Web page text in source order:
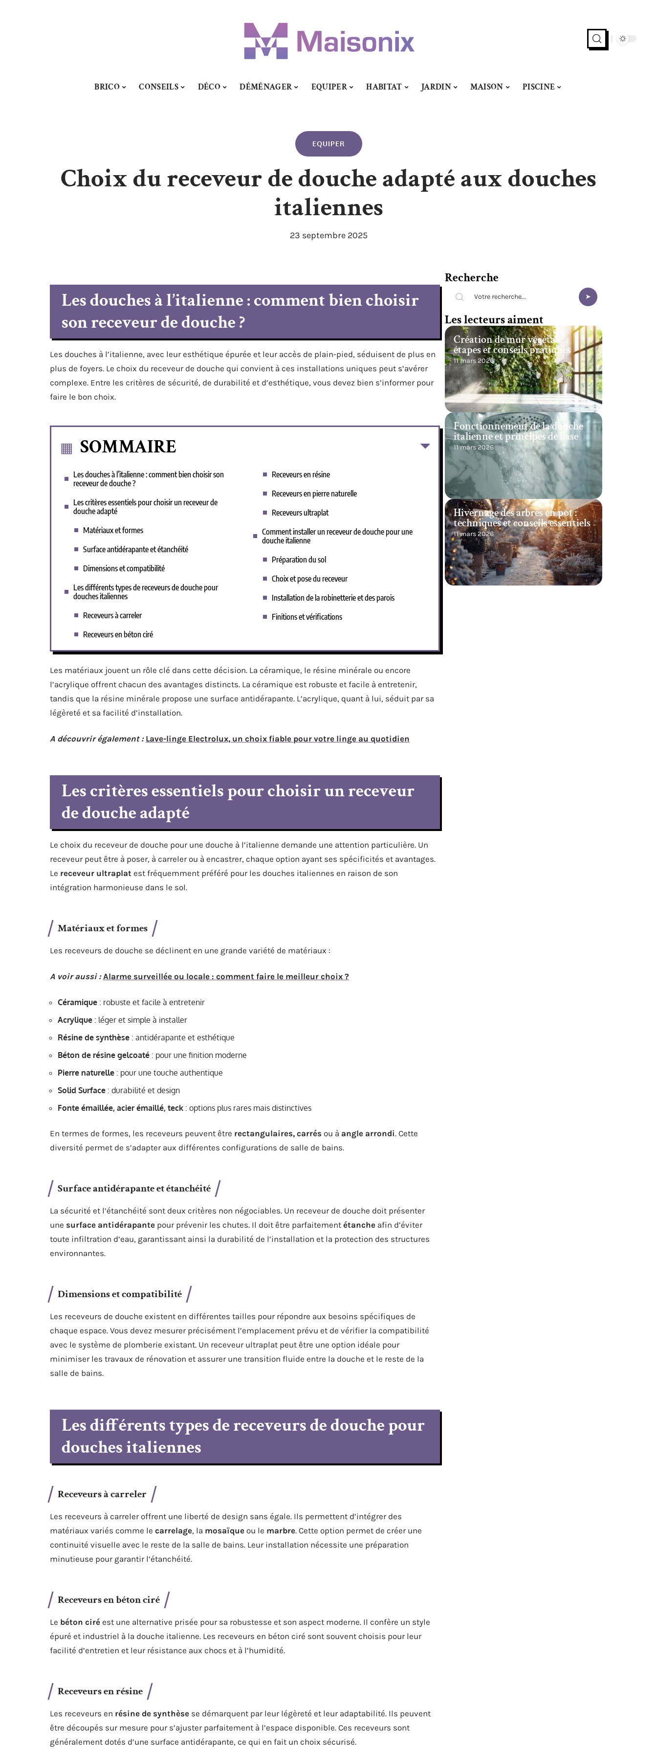
BRICO CONSEILS DÉCO DÉMÉNAGER EQUIPER HABITAT JARDIN MAISON PISCINE
EQUIPER
Choix du receveur de douche adapté aux douches
italiennes
23 septembre 2025
Les douches à l’italienne : comment bien choisir
son receveur de douche ?
Les douches à l’italienne, avec leur esthétique épurée et leur accès de plain-pied, séduisent de plus en
plus de foyers. Le choix du receveur de douche qui convient à ces installations uniques peut s’avérer
complexe. Entre les critères de sécurité, de durabilité et d’esthétique, vous devez bien s’informer pour
faire le bon choix.
SOMMAIRE
Les douches à l’italienne : comment bien choisir son
receveur de douche ?
Les critères essentiels pour choisir un receveur de
douche adapté
Matériaux et formes
Surface antidérapante et étanchéité
Dimensions et compatibilité
Les différents types de receveurs de douche pour
douches italiennes
Receveurs à carreler
Receveurs en béton ciré
Receveurs en résine
Receveurs en pierre naturelle
Receveurs ultraplat
Comment installer un receveur de douche pour une
douche italienne
Préparation du sol
Choix et pose du receveur
Installation de la robinetterie et des parois
Finitions et vérifications
Les matériaux jouent un rôle clé dans cette décision. La céramique, le résine minérale ou encore
l’acrylique offrent chacun des avantages distincts. La céramique est robuste et facile à entretenir,
tandis que la résine minérale propose une surface antidérapante. L’acrylique, quant à lui, séduit par sa
légèreté et sa facilité d’installation.
A découvrir également : Lave-linge Electrolux, un choix fiable pour votre linge au quotidien
Les critères essentiels pour choisir un receveur
de douche adapté
Le choix du receveur de douche pour une douche à l’italienne demande une attention particulière. Un
receveur peut être à poser, à carreler ou à encastrer, chaque option ayant ses spécificités et avantages.
Le receveur ultraplat est fréquemment préféré pour les douches italiennes en raison de son
intégration harmonieuse dans le sol.
Matériaux et formes
Les receveurs de douche se déclinent en une grande variété de matériaux :
A voir aussi : Alarme surveillée ou locale : comment faire le meilleur choix ?
Céramique : robuste et facile à entretenir
Acrylique : léger et simple à installer
Résine de synthèse : antidérapante et esthétique
Béton de résine gelcoaté : pour une finition moderne
Pierre naturelle : pour une touche authentique
Solid Surface : durabilité et design
Fonte émaillée, acier émaillé, teck : options plus rares mais distinctives
En termes de formes, les receveurs peuvent être rectangulaires, carrés ou à angle arrondi. Cette
diversité permet de s’adapter aux différentes configurations de salle de bains.
Surface antidérapante et étanchéité
La sécurité et l’étanchéité sont deux critères non négociables. Un receveur de douche doit présenter
une surface antidérapante pour prévenir les chutes. Il doit être parfaitement étanche afin d’éviter
toute infiltration d’eau, garantissant ainsi la durabilité de l’installation et la protection des structures
environnantes.
Dimensions et compatibilité
Les receveurs de douche existent en différentes tailles pour répondre aux besoins spécifiques de
chaque espace. Vous devez mesurer précisément l’emplacement prévu et de vérifier la compatibilité
avec le système de plomberie existant. Un receveur ultraplat peut être une option idéale pour
minimiser les travaux de rénovation et assurer une transition fluide entre la douche et le reste de la
salle de bains.
Les différents types de receveurs de douche pour
douches italiennes
Receveurs à carreler
Les receveurs à carreler offrent une liberté de design sans égale. Ils permettent d’intégrer des
matériaux variés comme le carrelage, la mosaïque ou le marbre. Cette option permet de créer une
continuité visuelle avec le reste de la salle de bains. Leur installation nécessite une préparation
minutieuse pour garantir l’étanchéité.
Receveurs en béton ciré
Le béton ciré est une alternative prisée pour sa robustesse et son aspect moderne. Il confère un style
épuré et industriel à la douche italienne. Les receveurs en béton ciré sont souvent choisis pour leur
facilité d’entretien et leur résistance aux chocs et à l’humidité.
Receveurs en résine
Les receveurs en résine de synthèse se démarquent par leur légèreté et leur adaptabilité. Ils peuvent
être découpés sur mesure pour s’ajuster parfaitement à l’espace disponible. Ces receveurs sont
généralement dotés d’une surface antidérapante, ce qui en fait un choix sécurisé.
Recherche
Les lecteurs aiment
Création de mur végétal :
étapes et conseils pratiques
11 mars 2026
Fonctionnement de la douche
italienne et principes de base
11 mars 2026
Hivernage des arbres en pot :
techniques et conseils essentiels
11 mars 2026